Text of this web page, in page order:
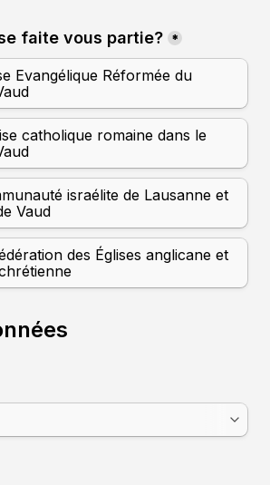
faite vous partie? *
Evangélique Réformée du
catholique romaine dans le
israélite de Lausanne et
Vaud
des Églises anglicane et